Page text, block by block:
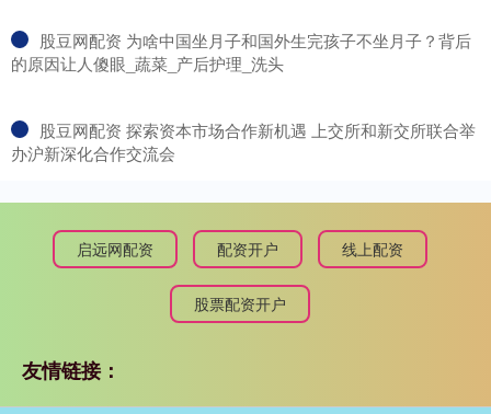
​股豆网配资 为啥中国坐月子和国外生完孩子不坐月子？背后
的原因让人傻眼_蔬菜_产后护理_洗头
​股豆网配资 探索资本市场合作新机遇 上交所和新交所联合举
办沪新深化合作交流会
启远网配资 配资开户 线上配资
股票配资开户
友情链接：